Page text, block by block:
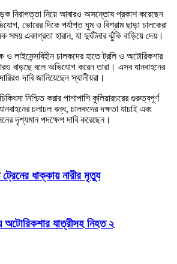
নিরাপত্তা নিয়ে আবারও অসন্তোষ প্রকাশ করেছেন
ভোরের দিকে পর্যাপ্ত ঘুম ও বিশ্রাম ছাড়া চালকেরা
সময় একাগ্রতা হারান, যা দুর্ঘটনার ঝুঁকি বাড়িয়ে দেয়।
লাইসেন্সবিহীন চালকদের হাতে ট্রলি ও অটোরিকশার
বাড়ছে বলে অভিযোগ করেন তারা। এসব যানবাহনের
দাবি জানিয়েছেন স্থানীয়রা।
নিশ্চিত করার পাশাপাশি কুলিয়ারচরের গুরুত্বপূর্ণ
চলাচল বন্ধ, চালকদের দক্ষতা যাচাই এবং
দৃশ্যমান পদক্ষেপ দাবি করেছেন।
ধাক্কায় নারীর মৃত্যু
অটোরিকশার যাত্রীসহ নিহত ২